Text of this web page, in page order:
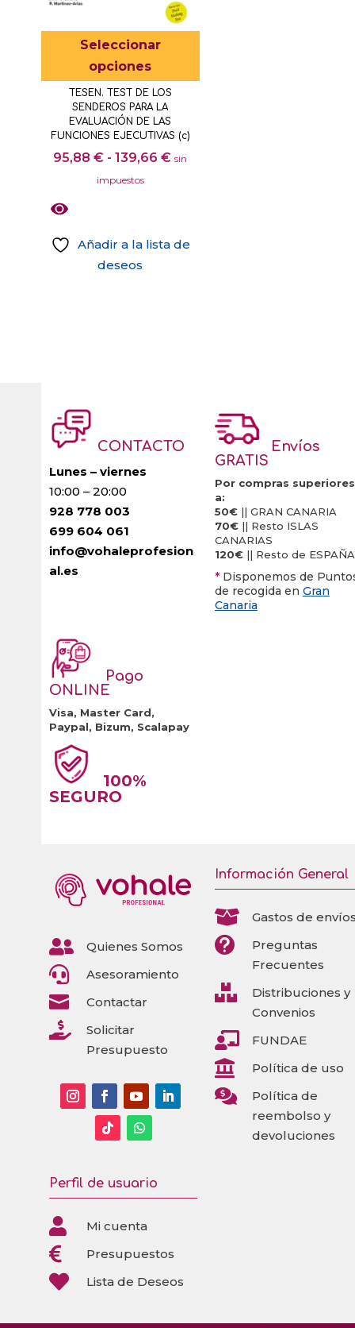
Seleccionar
opciones
tiene
TESEN. TEST DE LOS
SENDEROS PARA LA
EVALUACIÓN DE LAS
FUNCIONES EJECUTIVAS (c)
95,88€ - 139,66€Rango
95,88 €
sin
impuestos
Añadir a la lista de
deseos
pueden
elegir
en
la
página
de
CONTACTO
Lunes – viernes
10:00 – 20:00
928 778 003
699 604 061
info@vohaleprofesion
al.es
Envíos
GRATIS
Por compras superiores
a:
50€|| GRAN CANARIA
70€|| Resto ISLAS
CANARIAS
120€|| Resto de ESPAÑA
* Disponemos de
de recogida en Gran
Canaria
Pago
ONLINE
Visa, Master Card,
Paypal, Bizum, Scalapay
100%
SEGURO
 Quienes Somos
 Asesoramiento
 Contactar

Solicitar
Presupuesto
Información General
 Gastos de

Preguntas
Frecuentes

Distribuciones y
Convenios
 FUNDAE
 Política de uso

Política de
reembolso y
devoluciones
Perfil de usuario
 Mi cuenta
 Presupuestos
 Lista de Deseos